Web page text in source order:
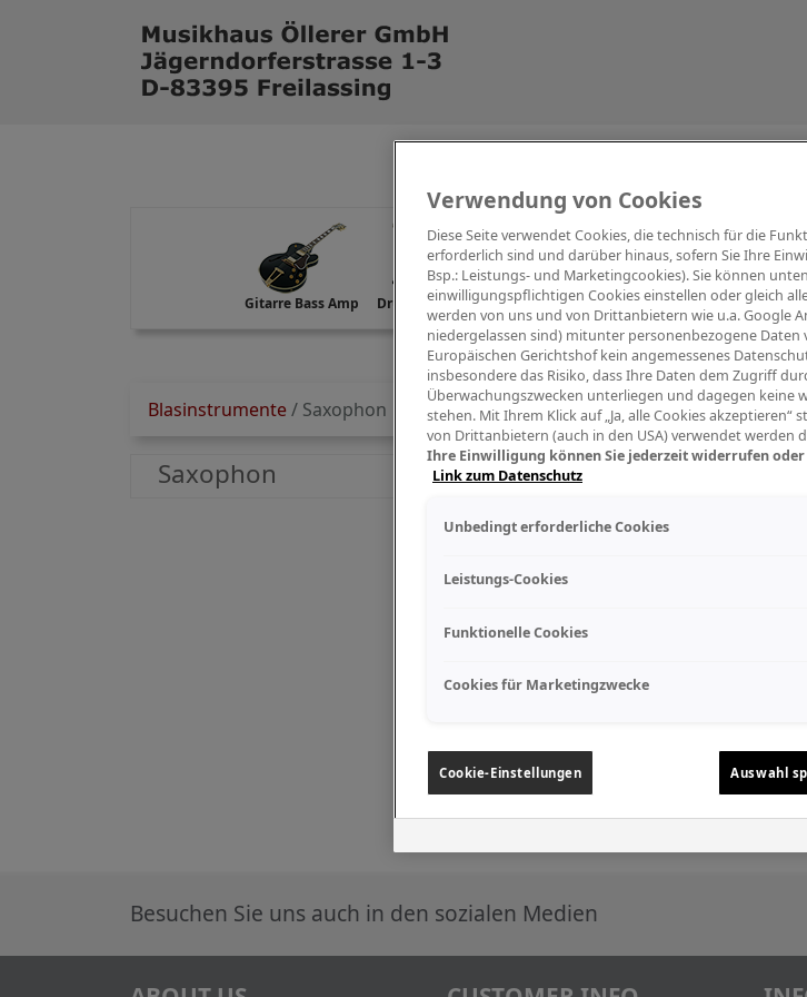
Gitarre Bass Amp Drums Percussion Digitalpiano Keys Blasinstrumente
Blasinstrumente/ Saxophon
Saxophon
Besuchen Sie uns auch in den sozialen Medien
Verwendung von Cookies
Diese Seite verwendet Cookies, die technisch für die
erforderlich sind und darüber hinaus, sofern Sie Ihre
Bsp.: Leistungs- und Marketingcookies). Sie können
einwilligungspflichtigen Cookies einstellen oder gleich
werden von uns und von Drittanbietern wie u.a. Google
niedergelassen sind) mitunter personenbezogene Daten
Europäischen Gerichtshof kein angemessenes
insbesondere das Risiko, dass Ihre Daten dem Zugriff
Überwachungszwecken unterliegen und dagegen keine
stehen. Mit Ihrem Klick auf „Ja, alle Cookies akzeptieren“
von Drittanbietern (auch in den USA) verwendet werden
Ihre Einwilligung können Sie jederzeit widerrufen
Link zum Datenschutz
Unbedingt erforderliche Cookies
Leistungs-Cookies
Funktionelle Cookies
Cookies für Marketingzwecke
Cookie-Einstellungen Auswahl